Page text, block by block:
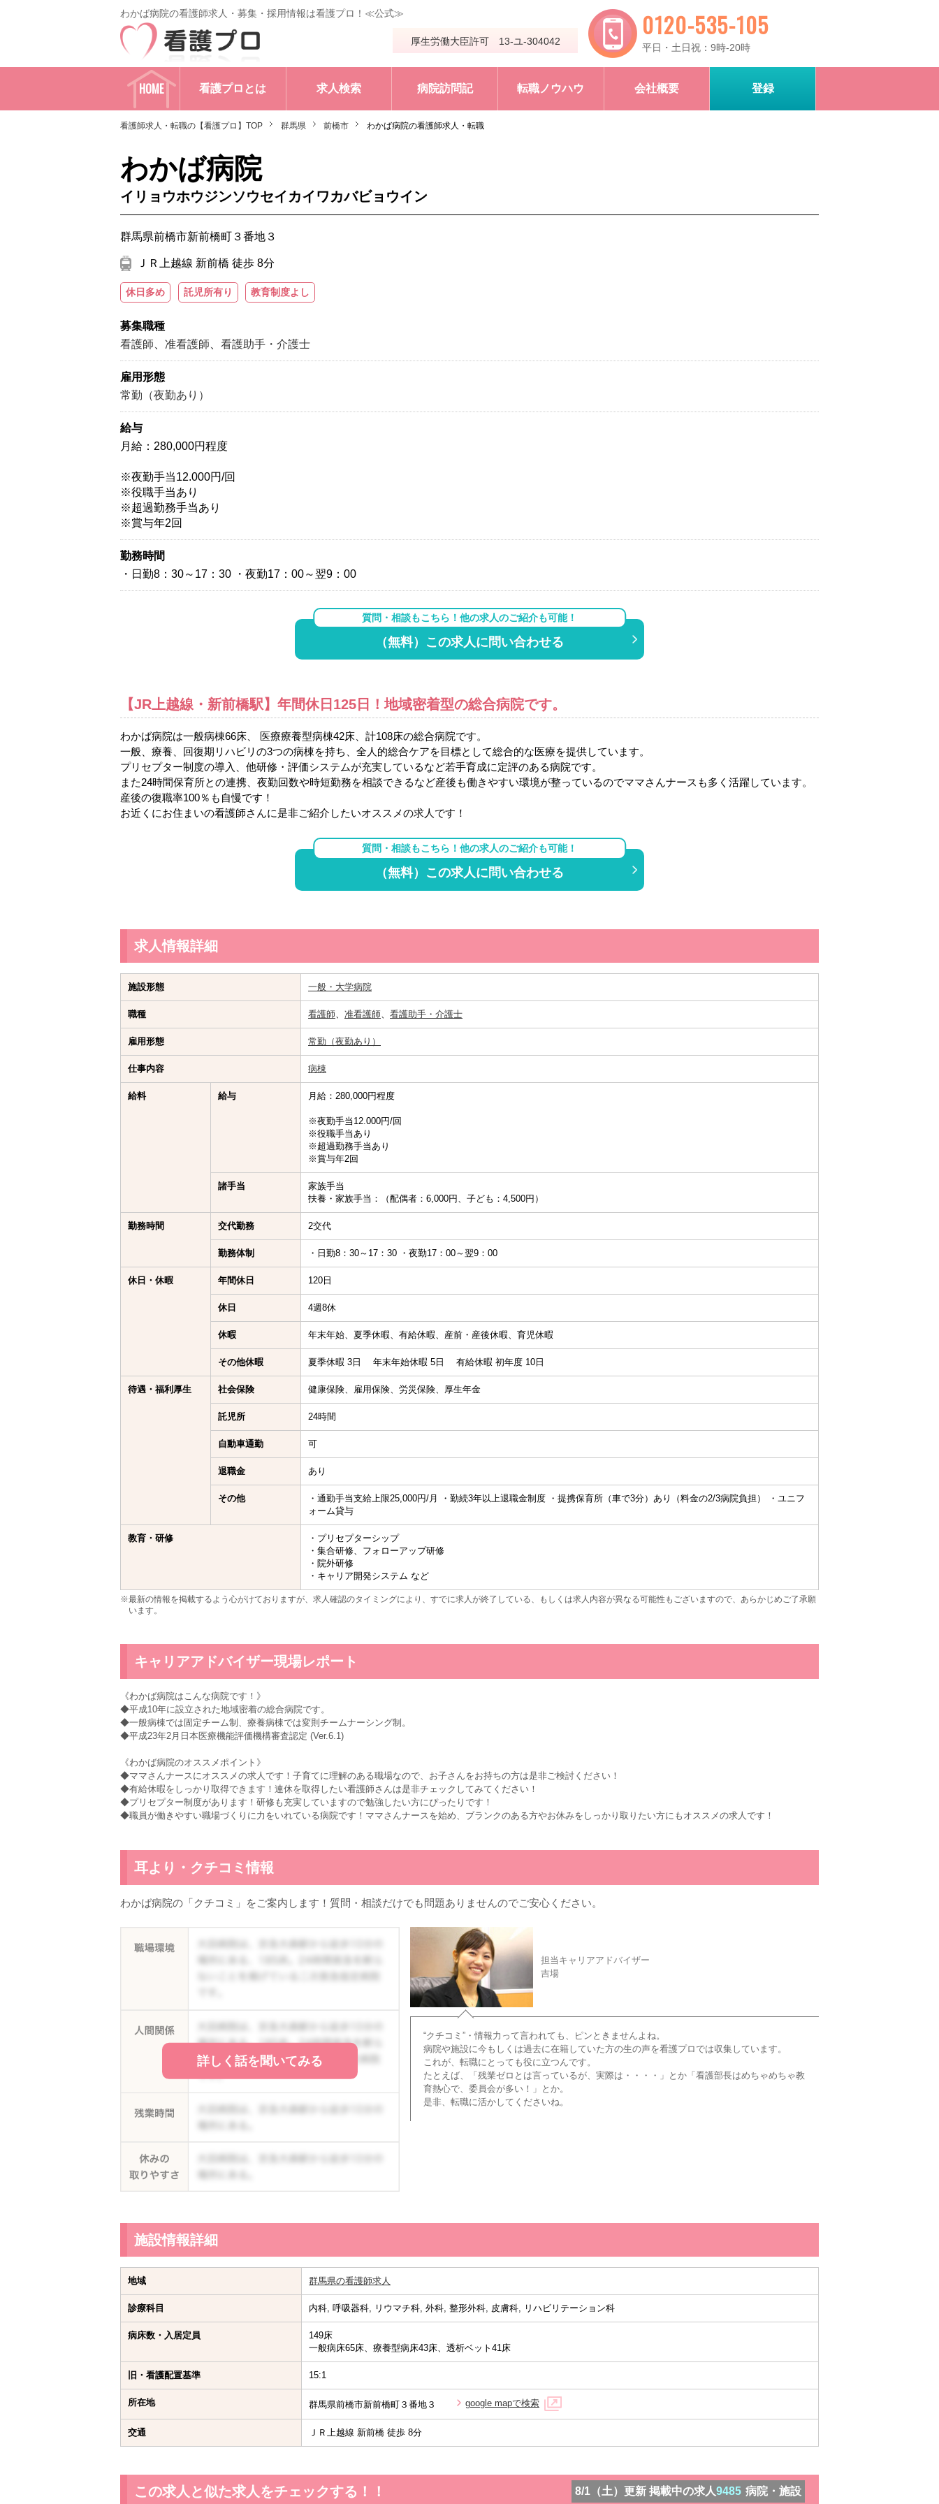
わかば病院の看護師求人・募集・採用情報は看護プロ！≪公式≫
厚生労働大臣許可 13-ユ-304042
0120-535-105
平日・土日祝：9時-20時
HOME 看護プロとは 求人検索 病院訪問記 転職ノウハウ 会社概要 登録
看護師求人・転職の【看護プロ】TOP 群馬県 前橋市 わかば病院の看護師求人・転職
わかば病院
イリョウホウジンソウセイカイワカバビョウイン
群馬県前橋市新前橋町３番地３
ＪＲ上越線 新前橋 徒歩 8分
休日多め 託児所有り 教育制度よし
募集職種
看護師
准看護師 看護助手・介護士
雇用形態
常勤（夜勤あり）
給与
月給：280,000円程度
※夜勤手当12.000円/回
※役職手当あり
※超過勤務手当あり
※賞与年2回
勤務時間
・日勤8：30～17：30 ・夜勤17：00～翌9：00
質問・相談もこちら！他の求人のご紹介も可能！
（無料）この求人に問い合わせる
【JR上越線・新前橋駅】年間休日125日！地域密着型の総合病院です。
わかば病院は一般病棟66床、 医療療養型病棟42床、計108床の総合病院です。
一般、療養、回復期リハビリの3つの病棟を持ち、全人的総合ケアを目標として総合的な医療を提供しています。
プリセプター制度の導入、他研修・評価システムが充実しているなど若手育成に定評のある病院です。
また24時間保育所との連携、夜勤回数や時短勤務を相談できるなど産後も働きやすい環境が整っているのでママさんナースも多く活躍しています。
産後の復職率100％も自慢です！
お近くにお住まいの看護師さんに是非ご紹介したいオススメの求人です！
質問・相談もこちら！他の求人のご紹介も可能！
（無料）この求人に問い合わせる
求人情報詳細
施設形態 一般・大学病院
職種 看護師、 准看護師、 看護助手・介護士
雇用形態 常勤（夜勤あり）
仕事内容 病棟
給料 給与 月給：280,000円程度
※夜勤手当12.000円/回
※役職手当あり
※超過勤務手当あり
※賞与年2回
諸手当
家族手当
扶養・家族手当：（配偶者：6,000円、子ども：4,500円）
勤務時間 交代勤務 2交代
勤務体制 ・日勤8：30～17：30 ・夜勤17：00～翌9：00
休日・休暇 年間休日 120日
休日 4週8休
休暇 年末年始、夏季休暇、有給休暇、産前・産後休暇、育児休暇
その他休暇 夏季休暇 3日 年末年始休暇 5日 有給休暇 初年度 10日
待遇・福利厚生 社会保険 健康保険、雇用保険、労災保険、厚生年金
託児所 24時間
自動車通勤 可
退職金 あり
その他
・通勤手当支給上限25,000円/月 ・勤続3年以上退職金制度 ・提携保育所（車で3分）あり（料金の2/3病院負担） ・ユニフ
ォーム貸与
教育・研修
・プリセプターシップ
・集合研修、フォローアップ研修
・院外研修
・キャリア開発システム など
※最新の情報を掲載するよう心がけておりますが、求人確認のタイミングにより、すでに求人が終了している、もしくは求人内容が異なる可能性もございますので、あらかじめご了承願
います。
キャリアアドバイザー現場レポート
《わかば病院はこんな病院です！》
◆平成10年に設立された地域密着の総合病院です。
◆一般病棟では固定チーム制、療養病棟では変則チームナーシング制。
◆平成23年2月日本医療機能評価機構審査認定 (Ver.6.1)
《わかば病院のオススメポイント》
◆ママさんナースにオススメの求人です！子育てに理解のある職場なので、お子さんをお持ちの方は是非ご検討ください！
◆有給休暇をしっかり取得できます！連休を取得したい看護師さんは是非チェックしてみてください！
◆プリセプター制度があります！研修も充実していますので勉強したい方にぴったりです！
◆職員が働きやすい職場づくりに力をいれている病院です！ママさんナースを始め、ブランクのある方やお休みをしっかり取りたい方にもオススメの求人です！
耳より・クチコミ情報
わかば病院の「クチコミ」をご案内します！質問・相談だけでも問題ありませんのでご安心ください。
詳しく話を聞いてみる
担当キャリアアドバイザー
吉場
“クチコミ”・情報力って言われても、ピンときませんよね。
病院や施設に今もしくは過去に在籍していた方の生の声を看護プロでは収集しています。
これが、転職にとっても役に立つんです。
たとえば、「残業ゼロとは言っているが、実際は・・・・」とか「看護部長はめちゃめちゃ教
育熱心で、委員会が多い！」とか。
是非、転職に活かしてくださいね。
施設情報詳細
地域 群馬県の看護師求人
診療科目 内科, 呼吸器科, リウマチ科, 外科, 整形外科, 皮膚科, リハビリテーション科
病床数・入居定員
149床
一般病床65床、療養型病床43床、透析ベット41床
旧・看護配置基準 15:1
所在地 群馬県前橋市新前橋町３番地３ google mapで検索
交通 ＪＲ上越線 新前橋 徒歩 8分
この求人と似た求人をチェックする！！ 8/1（土）更新 掲載中の求人9485 病院・施設